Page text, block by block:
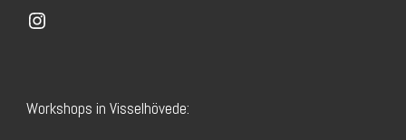
Instagram
Workshops in Visselhövede: